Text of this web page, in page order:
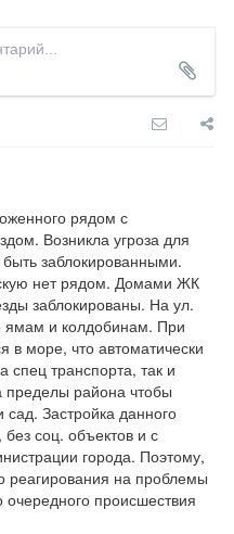
рядом с
Возникла угроза для
заблокированными.
нет рядом. Домами ЖК
заблокированы. На ул.
ямам и колдобинам. При
в море, что автоматически
спец транспорта, так и
пределы района чтобы
сад. Застройка данного
соц. объектов и с
города. Поэтому,
реагирования на проблемы
происшествия